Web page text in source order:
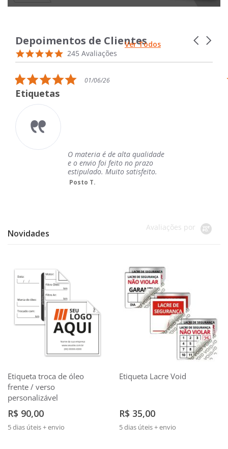
Ver Todos
Depoimentos de Clientes
Reviews
carousel
Carousel
4.9
star
245 Avaliações
5.0
star
01/06/26
Etiquetas
O materia é de alta qualidade
e o envio foi feito no prazo
estipulado. Muito satisfeito.
Posto T.
Avaliações por
Novidades
Etiqueta troca de óleo
frente / verso
personalizável
R$ 90,00
5 dias úteis + envio
Etiqueta Lacre Void
R$ 35,00
5 dias úteis + envio